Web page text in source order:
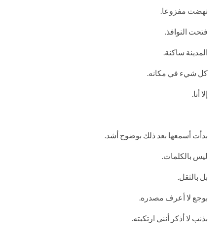
نهضت مفزوعا.
فتحت النوافذ.
المدينة ساكنة.
كل شيء في مكانه.
إلا أنا.
بدأت أسمعها بعد ذلك بوضوح أشد.
ليس بالكلمات.
بل بالثقل.
بوجع لا أعرف مصدره.
بذنب لا أذكر أنني ارتكبته.